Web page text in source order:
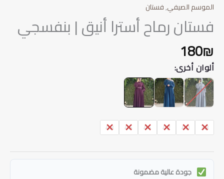
الموسم الصيفي,فستان
فستان رماح أسترا أنيق | بنفسجي
180₪
ألوان أخرى:
38
40
42
44
46
48
جودة عالية مضمونة